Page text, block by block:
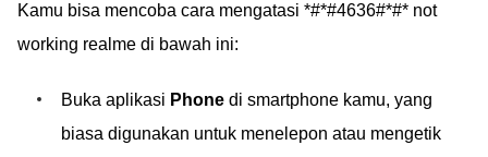
Kamu bisa mencoba cara mengatasi *#*#4636#*#* not
working realme di bawah ini:
Buka aplikasi Phone di smartphone kamu, yang
biasa digunakan untuk menelepon atau mengetik